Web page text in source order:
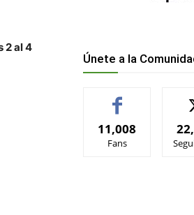
2 al 4
Únete a la
11,008
Fans